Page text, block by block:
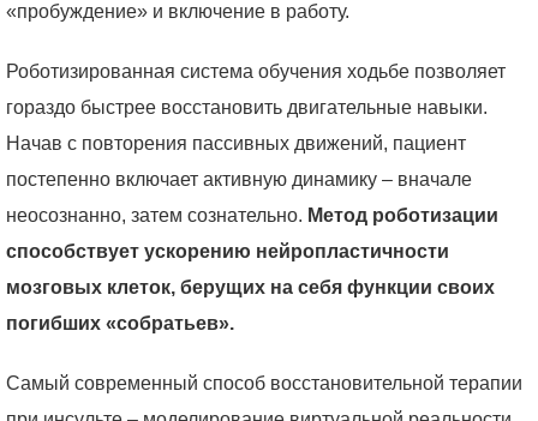
«пробуждение» и включение в работу.
Роботизированная система обучения ходьбе позволяет
гораздо быстрее восстановить двигательные навыки.
Начав с повторения пассивных движений, пациент
постепенно включает активную динамику – вначале
неосознанно, затем сознательно. Метод роботизации
способствует ускорению нейропластичности
мозговых клеток, берущих на себя функции своих
погибших «собратьев».
Самый современный способ восстановительной терапии